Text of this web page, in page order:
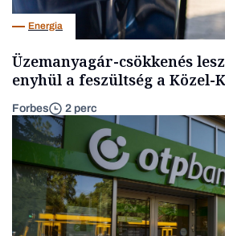
Energia
Üzemanyagár-csökkenés
enyhül a feszültség a Közel-
Forbes 2 perc